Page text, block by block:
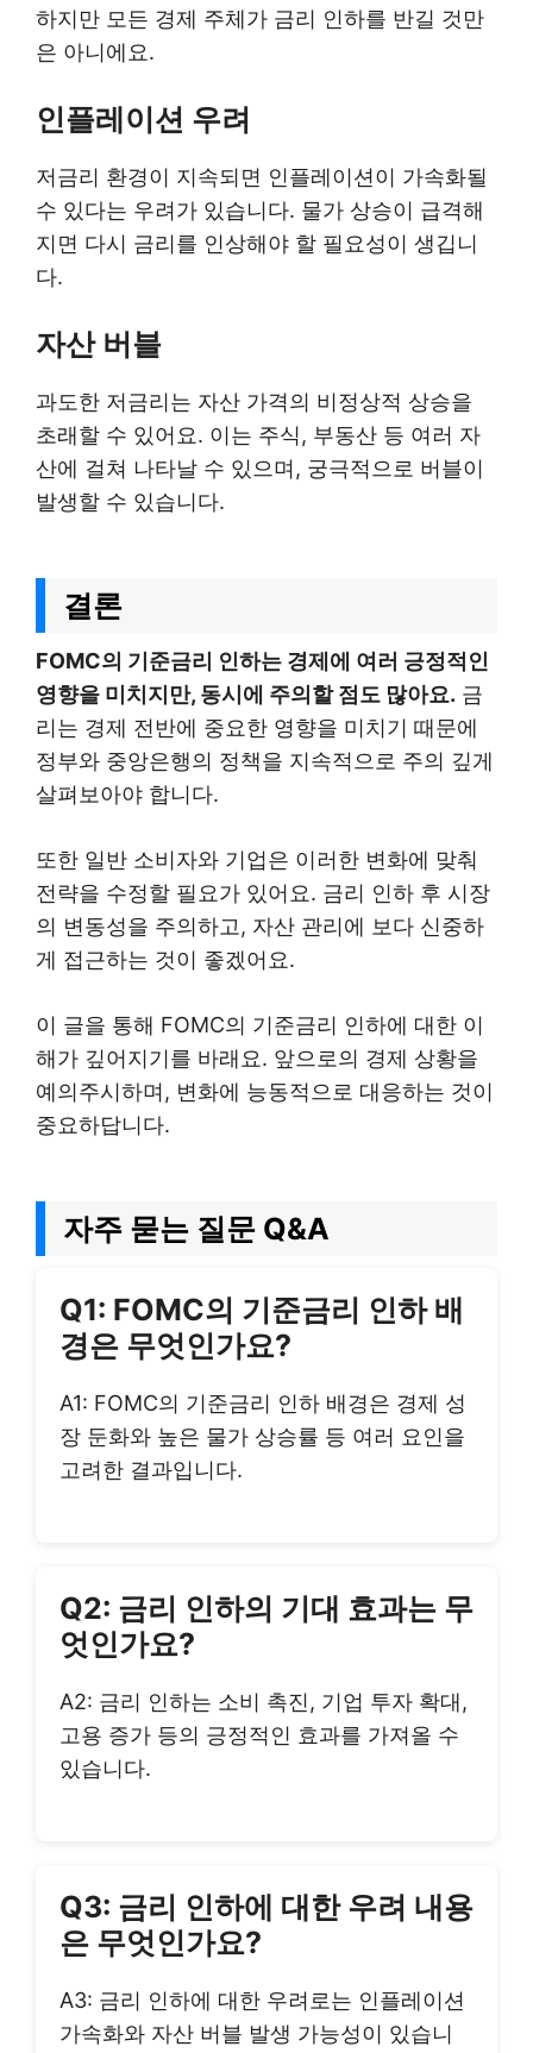
하지만 모든 경제 주체가 금리 인하를 반길 것만
은 아니에요.
인플레이션 우려
저금리 환경이 지속되면 인플레이션이 가속화될
수 있다는 우려가 있습니다. 물가 상승이 급격해
지면 다시 금리를 인상해야 할 필요성이 생깁니
다.
자산 버블
과도한 저금리는 자산 가격의 비정상적 상승을
초래할 수 있어요. 이는 주식, 부동산 등 여러 자
산에 걸쳐 나타날 수 있으며, 궁극적으로 버블이
발생할 수 있습니다.
결론
FOMC의 기준금리 인하는 경제에 여러 긍정적인
영향을 미치지만, 동시에 주의할 점도 많아요. 금
리는 경제 전반에 중요한 영향을 미치기 때문에
정부와 중앙은행의 정책을 지속적으로 주의 깊게
살펴보아야 합니다.
또한 일반 소비자와 기업은 이러한 변화에 맞춰
전략을 수정할 필요가 있어요. 금리 인하 후 시장
의 변동성을 주의하고, 자산 관리에 보다 신중하
게 접근하는 것이 좋겠어요.
이 글을 통해 FOMC의 기준금리 인하에 대한 이
해가 깊어지기를 바래요. 앞으로의 경제 상황을
예의주시하며, 변화에 능동적으로 대응하는 것이
중요하답니다.
자주 묻는 질문 Q&A
Q1: FOMC의 기준금리 인하 배
경은 무엇인가요?
A1: FOMC의 기준금리 인하 배경은 경제 성
장 둔화와 높은 물가 상승률 등 여러 요인을
고려한 결과입니다.
Q2: 금리 인하의 기대 효과는 무
엇인가요?
A2: 금리 인하는 소비 촉진, 기업 투자 확대,
고용 증가 등의 긍정적인 효과를 가져올 수
있습니다.
Q3: 금리 인하에 대한 우려 내용
은 무엇인가요?
A3: 금리 인하에 대한 우려로는 인플레이션
가속화와 자산 버블 발생 가능성이 있습니